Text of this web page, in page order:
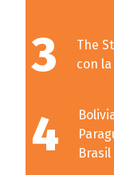
3
The
con
4
Brasil